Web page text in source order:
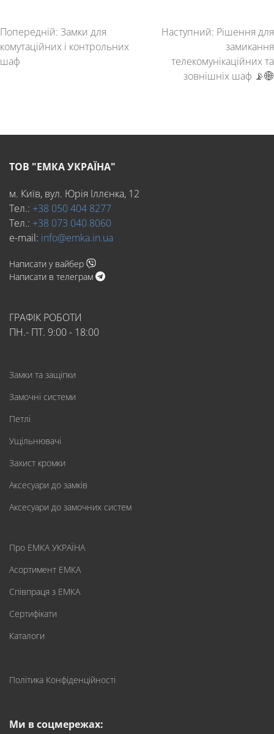
Попередній: Замки для
комутаційних і контрольних
шаф
Наступний: Рішення для
замикання
телекомунікаційних та
зовнішніх шаф 📡🌐
ТОВ "ЕМКА УКРАЇНА"
м. Київ, вул. Юрія Іллєнка, 12
Тел.: +38 050 404 8277
Тел.: +38 073 040 8060
e-mail: info@emka.in.ua
Написати у вайбер
Написати в телеграм
ГРАФІК РОБОТИ
ПН.- ПТ. 9:00 - 18:00
Замки та защіпки
Замочні системи
Петлі
Ущільнювачі
Захист кромки
Аксесуари до замків
Аксесуари до замочних систем
Про ЕМКА УКРАЇНА
Асортимент ЕМКА
Співпраця з ЕМКА
Сертифікати
Каталоги
Політика Конфіденційності
Ми в соцмережах: